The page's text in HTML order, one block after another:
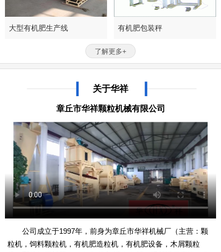
大型有机肥生产线 有机肥包装秤
了解更多+
关于华祥
章丘市华祥颗粒机械有限公司
公司成立于1997年，前身为章丘市华祥机械厂（主营：颗
粒机，饲料颗粒机，有机肥造粒机，有机肥设备，木屑颗粒